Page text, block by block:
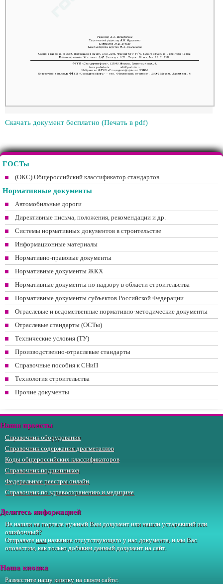
Скачать документ бесплатно (Печать в pdf)
ГОСТы
(ОКС) Общероссийский классификатор стандартов
Нормативные документы
Автомобильные дороги
Директивные письма, положения, рекомендации и др.
Системы нормативных документов в строительстве
Информационные материалы
Нормативно-правовые документы
Нормативные документы ЖКХ
Нормативные документы по надзору в области строительства
Нормативные документы субъектов Российской Федерации
Отраслевые и ведомственные нормативно-методические документы
Отраслевые стандарты (ОСТы)
Технические условия (ТУ)
Производственно-отраслевые стандарты
Справочные пособия к СНиП
Технология строительства
Прочие документы
Наши проекты
Справочник оборудования
Справочник содержания драгметаллов
Коды общероссийских классификаторов
Справочник подшипников
Федеральные реестры онлайн
Справочник по здравоохранению и медицине
Делитесь информацией
Не нашли на портале нужный Вам документ или нашли устаревший или
ошибочный?
Отправьтенамназвание отсутствующего у нас документа, и мы Вас
оповестим, как только добавим данный документ на сайт.
Наша кнопка
Разместите нашу кнопку на своем сайте: